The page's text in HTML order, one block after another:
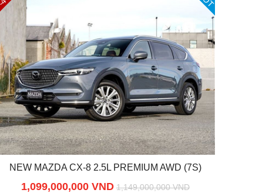
NEW MAZDA CX-8 2.5L PREMIUM AWD (7S)
1,099,000,000 VND 1,149,000,000 VND